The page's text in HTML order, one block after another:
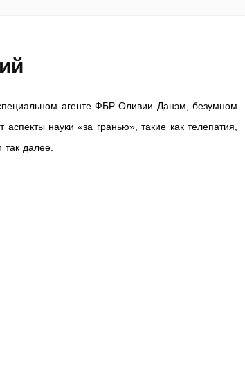
агенте ФБР Оливии Данэм, безумном
науки «за гранью», такие как телепатия,
далее.